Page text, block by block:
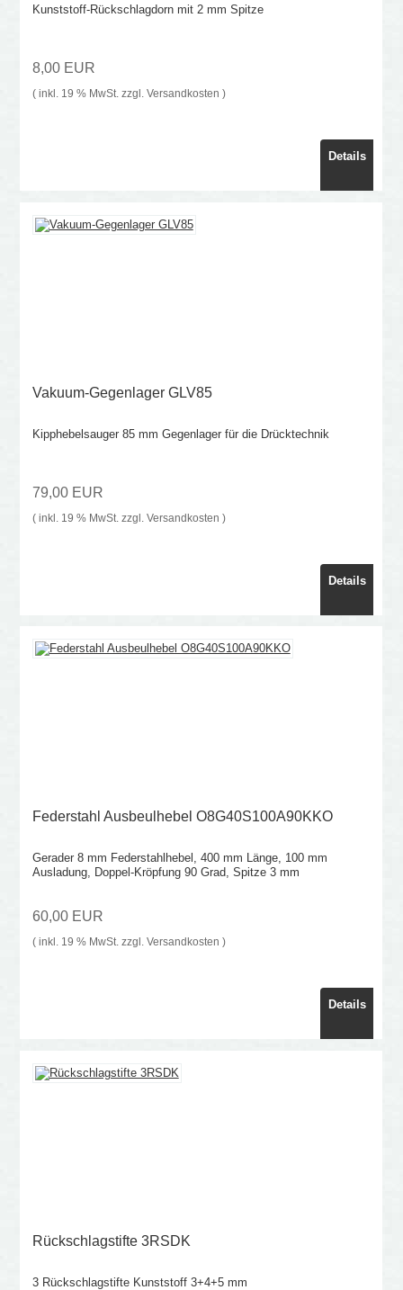
Kunststoff-Rückschlagdorn mit 2 mm Spitze
8,00 EUR
( inkl. 19 % MwSt. zzgl. Versandkosten )
Details
Vakuum-Gegenlager GLV85
Kipphebelsauger 85 mm Gegenlager für die Drücktechnik
79,00 EUR
( inkl. 19 % MwSt. zzgl. Versandkosten )
Details
Federstahl Ausbeulhebel O8G40S100A90KKO
Gerader 8 mm Federstahlhebel, 400 mm Länge, 100 mm
Ausladung, Doppel-Kröpfung 90 Grad, Spitze 3 mm
60,00 EUR
( inkl. 19 % MwSt. zzgl. Versandkosten )
Details
Rückschlagstifte 3RSDK
3 Rückschlagstifte Kunststoff 3+4+5 mm